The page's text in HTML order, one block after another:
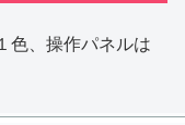
色、操作パネルは